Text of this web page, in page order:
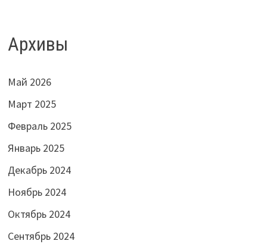
Архивы
Май 2026
Март 2025
Февраль 2025
Январь 2025
Декабрь 2024
Ноябрь 2024
Октябрь 2024
Сентябрь 2024